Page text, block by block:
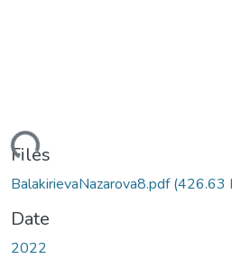
Files
BalakirievaNazarova8.pdf(426.63
Date
2022